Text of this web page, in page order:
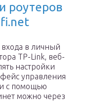
роутеров
в личный
TP-Link, веб-
настройки
управления
и с помощью
можно через